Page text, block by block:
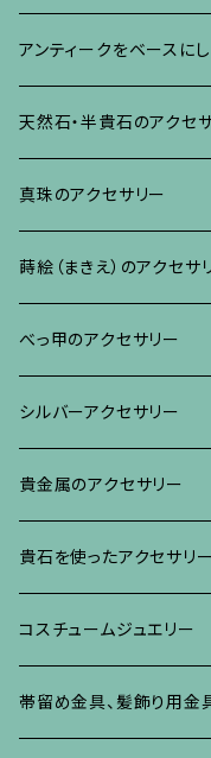
ネックレス、その他
イヤリング、ピアス
ネックレス、ペンダント
ブレスレット、バングル、そ
ブローチ
イヤリング・ピアス
ネックレス・ペンダント
リング
ブレスレット・バングル、そ
アンティークをベースに
ブローチ
イヤリング・ピアス
ネックレス、ペンダント
ブレスレット、その他
天然石・半貴石のアクセ
ブローチ
イヤリング・ピアス
ネックレス、ペンダント
リング
ブレスレット、その他
真珠のアクセサリー
ブローチ
イヤリング・ピアス
ネックレス、ペンダント
リング
ブレスレット、その他
蒔絵（まきえ）のアクセサ
べっ甲に蒔絵のアクセサリ
ブローチ
イヤリング・ピアス
真珠に蒔絵のアクセサリー
ブローチ
イヤリング、ピアス
水晶に蒔絵のアクセサリー
ブローチ
イヤリング、ピアス
朴の木やポプラに蒔絵の
ブローチ
イヤリング・ピアス
その他の蒔絵のアクセサリ
べっ甲のアクセサリー
ブローチ
イヤリング、ピアス
ネックレス、ペンダント
リング
ブレスレット、バングル、
シルバーアクセサリー
ブローチ
イヤリング、ピアス
ネックレス、ペンダント
リング
貴金属のアクセサリー
ブローチ
イヤリング、ピアス
ネックレス、ペンダント
貴石を使ったアクセサリー
ブローチ
イヤリング、ピアス
コスチュームジュエリー
ブローチ
帯留め金具、髪飾り用金